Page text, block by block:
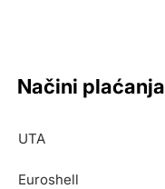
Načini plaćanja
UTA
Euroshell